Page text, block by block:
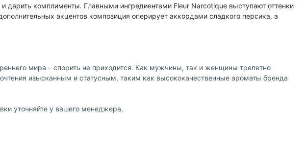
комплименты. Главными ингредиентами Fleur Narcotique выступают оттенки
акцентов композиция оперирует аккордами сладкого персика, а
мира – спорить не приходится. Как мужчины, так и женщины трепетно
изысканным и статусным, таким как высококачественные ароматы бренда
уточняйте у вашего менеджера.